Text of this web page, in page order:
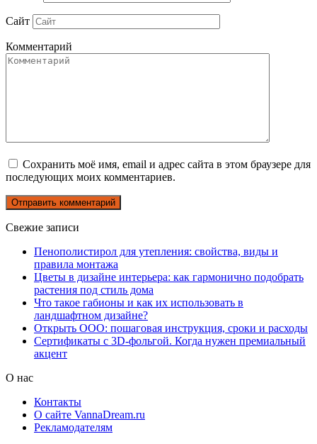
Сайт
Комментарий
Сохранить моё имя, email и адрес сайта в этом браузере для
последующих моих комментариев.
Свежие записи
Пенополистирол для утепления: свойства, виды и
правила монтажа
Цветы в дизайне интерьера: как гармонично подобрать
растения под стиль дома
Что такое габионы и как их использовать в
ландшафтном дизайне?
Открыть ООО: пошаговая инструкция, сроки и расходы
Сертификаты с 3D-фольгой. Когда нужен премиальный
акцент
О нас
Контакты
О сайте VannaDream.ru
Рекламодателям